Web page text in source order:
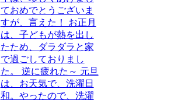
ておめでとうございま
すが、言えた！ お正月
は、子どもが熱を出し
たため、ダラダラと家
で過ごしておりまし
た。 逆に疲れた～ 元旦
は、お天気で、洗濯日
和。やったので、洗濯